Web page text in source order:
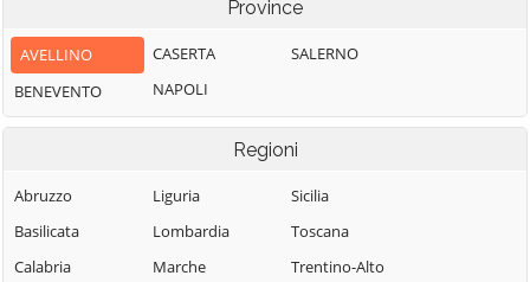
Cairano
Calabritto
Calitri
Caposele
Capriglia Irpina
Carife
Montecalvo
Irpino
Montefalcione
Monteforte
Conza
all'Esca
Lombardi
Santa Lucia di
Serino
Province
AVELLINO
BENEVENTO
CASERTA
NAPOLI
SALERNO
Regioni
Abruzzo
Basilicata
Calabria
Liguria
Lombardia
Marche
Sicilia
Toscana
Trentino-Alto